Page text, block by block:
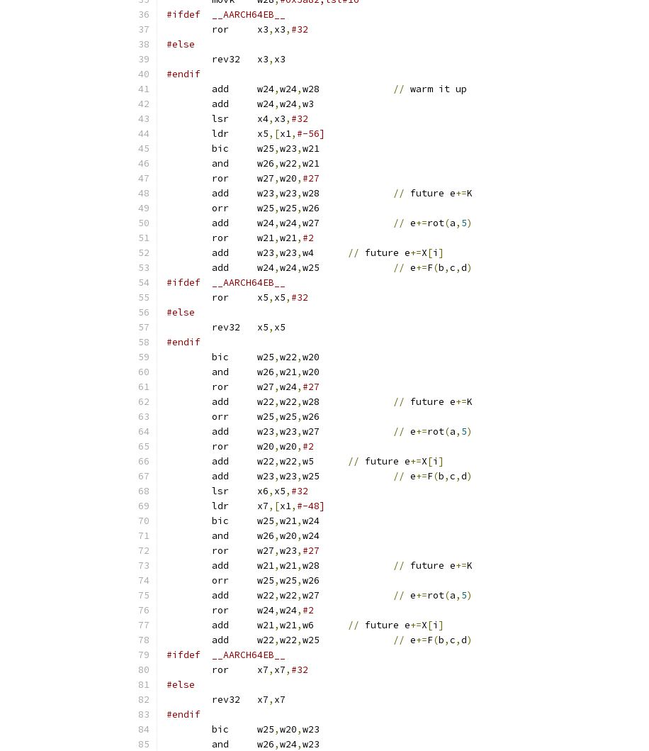
#ifdef	__AARCH64EB__
	ror	x3
, x3, #32
#else
	rev32	x3
, x3
#endif
	add	w24
,w24, // warm it up
	add	w24
,w24,w3
	lsr	x4
, x3, #32
	ldr	x5
,[x1, #-56]
	bic	w25
,w23,w21
	and	w26
,w22,w21
	ror	w27
,w20, #27
	add	w23
,w23, // future e+=K
	orr	w25
,w25,w26
	add	w24
,w24, // e+=rot(a, 5)
	ror	w21
,w21, #2
	add	w23
,w23, // future e+=X[i ]
	add	w24
,w24, // e+=F(b,c,d)
#ifdef	__AARCH64EB__
	ror	x5
, x5, #32
#else
	rev32	x5
, x5
#endif
	bic	w25
,w22,w20
	and	w26
,w21,w20
	ror	w27
,w24, #27
	add	w22
,w22, // future e+=K
	orr	w25
,w25,w26
	add	w23
,w23, // e+=rot(a, 5)
	ror	w20
,w20, #2
	add	w22
,w22, // future e+=X[i ]
	add	w23
,w23, // e+=F(b,c,d)
	lsr	x6
, x5, #32
	ldr	x7
,[x1, #-48]
	bic	w25
,w21,w24
	and	w26
,w20,w24
	ror	w27
,w23, #27
	add	w21
,w21, // future e+=K
	orr	w25
,w25,w26
	add	w22
,w22, // e+=rot(a, 5)
	ror	w24
,w24, #2
	add	w21
,w21, // future e+=X[i ]
	add	w22
,w22, // e+=F(b,c,d)
#ifdef	__AARCH64EB__
	ror	x7
, x7, #32
#else
	rev32	x7
, x7
#endif
	bic	w25
,w20,w23
	and	w26
,w24,w23